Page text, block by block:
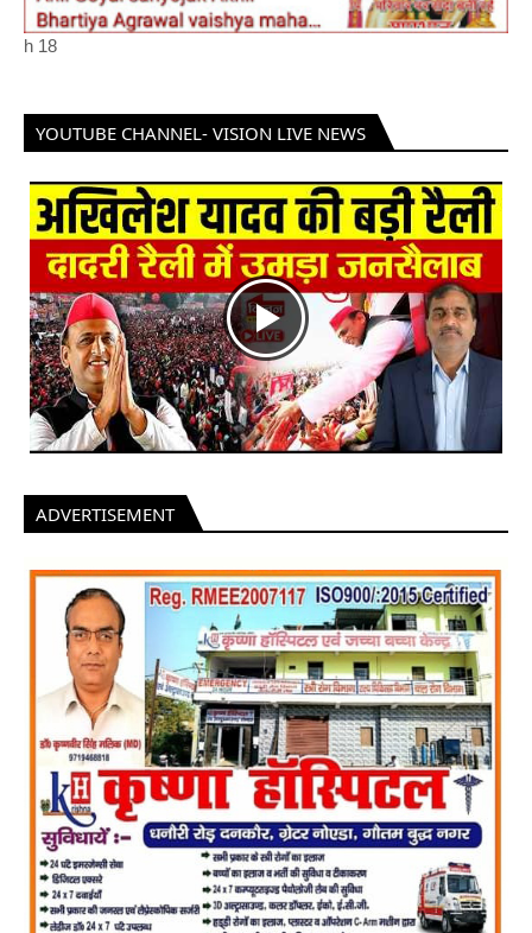
h 18
YOUTUBE CHANNEL- VISION LIVE NEWS
ADVERTISEMENT